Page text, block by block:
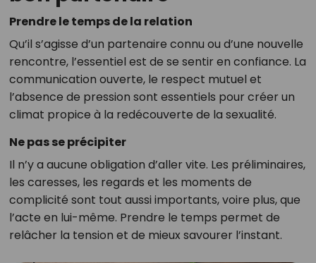
Prendre le temps de la relation
Qu’il s’agisse d’un partenaire connu ou d’une nouvelle
rencontre, l’essentiel est de se sentir en confiance. La
communication ouverte, le respect mutuel et
l’absence de pression sont essentiels pour créer un
climat propice à la redécouverte de la sexualité.
Ne pas se précipiter
Il n’y a aucune obligation d’aller vite. Les préliminaires,
les caresses, les regards et les moments de
complicité sont tout aussi importants, voire plus, que
l’acte en lui-même. Prendre le temps permet de
relâcher la tension et de mieux savourer l’instant.